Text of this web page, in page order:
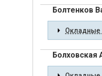
Болтенков
Окладные
Болховская